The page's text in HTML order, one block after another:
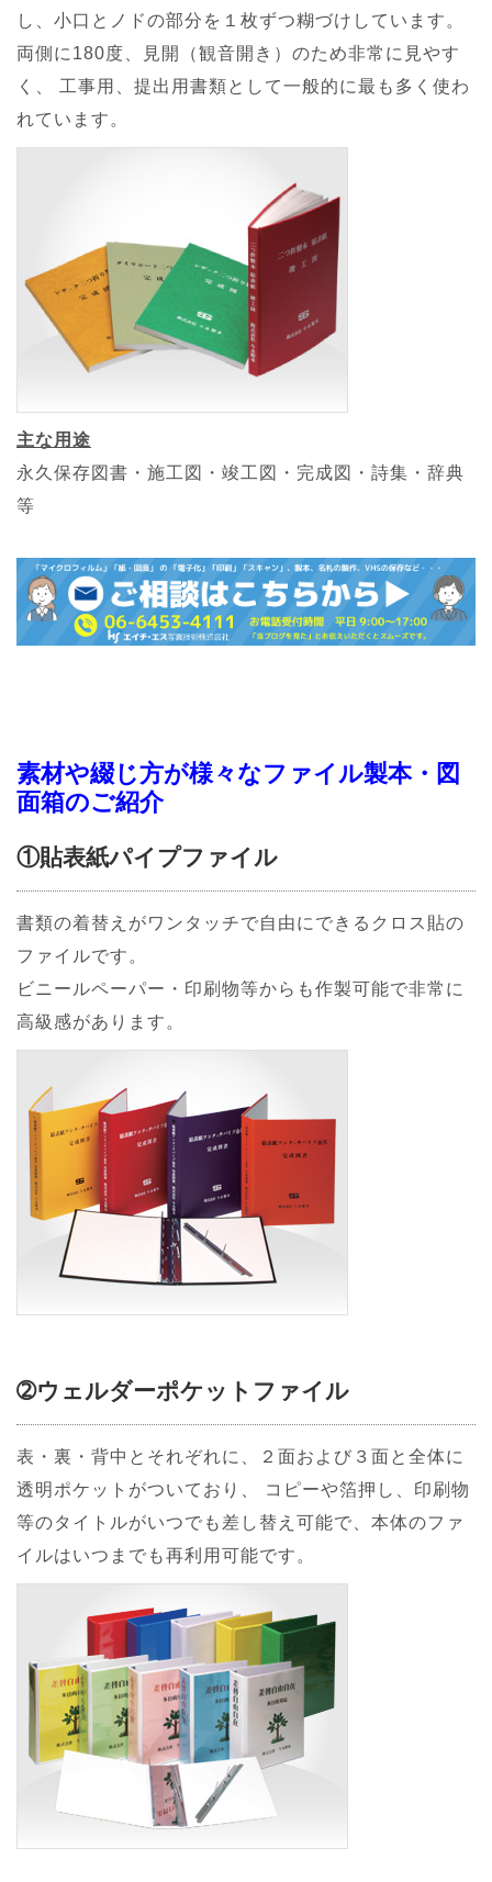
し、小口とノドの部分を１枚ずつ糊づけしています。
両側に180度、見開（観音開き）のため非常に見やす
く、 工事用、提出用書類として一般的に最も多く使わ
れています。
主な用途
永久保存図書・施工図・竣工図・完成図・詩集・辞典
等
素材や綴じ方が様々なファイル製本・図
面箱のご紹介
①貼表紙パイプファイル
書類の着替えがワンタッチで自由にできるクロス貼の
ファイルです。
ビニールペーパー・印刷物等からも作製可能で非常に
高級感があります。
➁ウェルダーポケットファイル
表・裏・背中とそれぞれに、２面および３面と全体に
透明ポケットがついており、 コピーや箔押し、印刷物
等のタイトルがいつでも差し替え可能で、本体のファ
イルはいつまでも再利用可能です。